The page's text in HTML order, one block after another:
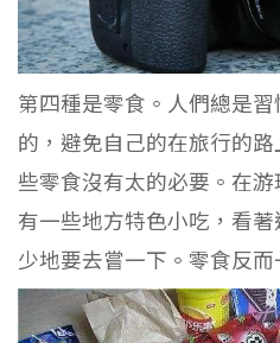
第四種是零食。人們總是
的，避免自己的在旅行的
些零食沒有太的必要。在
有一些地方特色小吃，看
少地要去嘗一下。零食反而